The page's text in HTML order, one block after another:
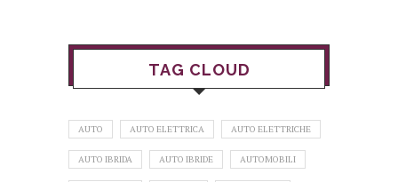
TAG CLOUD
AUTO AUTO ELETTRICA AUTO ELETTRICHE
AUTO IBRIDA AUTO IBRIDE AUTOMOBILI